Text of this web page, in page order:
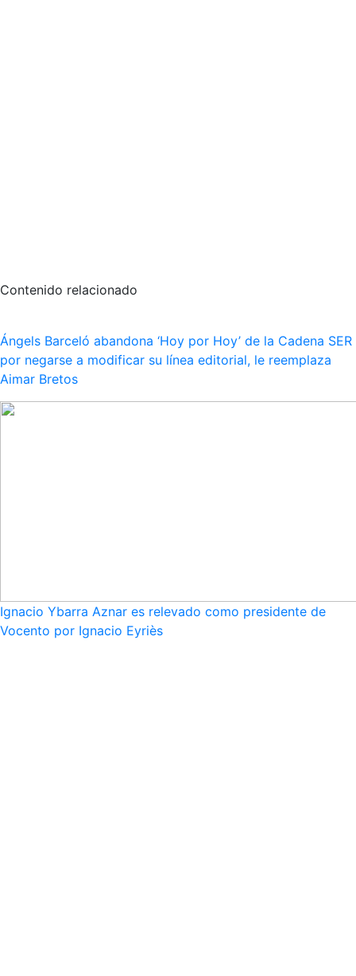
Contenido relacionado
Ángels Barceló abandona ‘Hoy por Hoy’ de la Cadena SER
por negarse a modificar su línea editorial, le reemplaza
Aimar Bretos
Ignacio Ybarra Aznar es relevado como presidente de
Vocento por Ignacio Eyriès